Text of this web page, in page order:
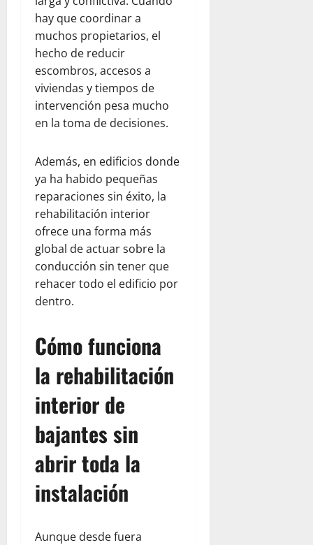
hay que coordinar a
muchos propietarios, el
hecho de reducir
escombros, accesos a
viviendas y tiempos de
intervención pesa mucho
en la toma de decisiones.
Además, en edificios donde
ya ha habido pequeñas
reparaciones sin éxito, la
rehabilitación interior
ofrece una forma más
global de actuar sobre la
conducción sin tener que
rehacer todo el edificio por
dentro.
Cómo funciona
la rehabilitación
interior de
bajantes sin
abrir toda la
instalación
Aunque desde fuera